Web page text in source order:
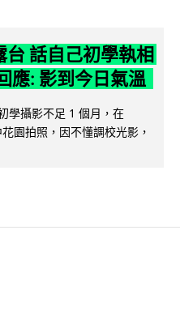
話自己初學執相
應: 影到今日氣溫
學攝影不足 1 個月，在
園拍照，因不懂調校光影，